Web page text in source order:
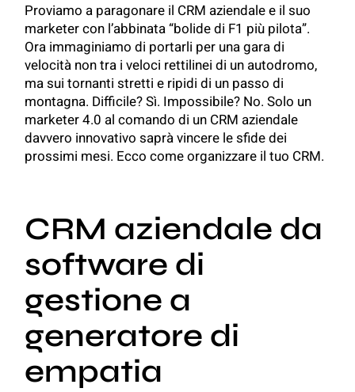
Proviamo a paragonare il CRM aziendale e il suo
marketer con l’abbinata “bolide di F1 più pilota”.
Ora immaginiamo di portarli per una gara di
velocità non tra i veloci rettilinei di un autodromo,
ma sui tornanti stretti e ripidi di un passo di
montagna. Difficile? Sì. Impossibile? No. Solo un
marketer 4.0 al comando di un CRM aziendale
davvero innovativo saprà vincere le sfide dei
prossimi mesi. Ecco come organizzare il tuo CRM.
CRM aziendale da
software di
gestione a
generatore di
empatia